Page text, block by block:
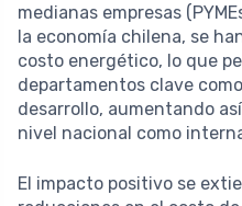
medianas empresas
la economía chilena, se
costo energético, lo que
departamentos clave
desarrollo, aumentando
nivel nacional como
El impacto positivo se